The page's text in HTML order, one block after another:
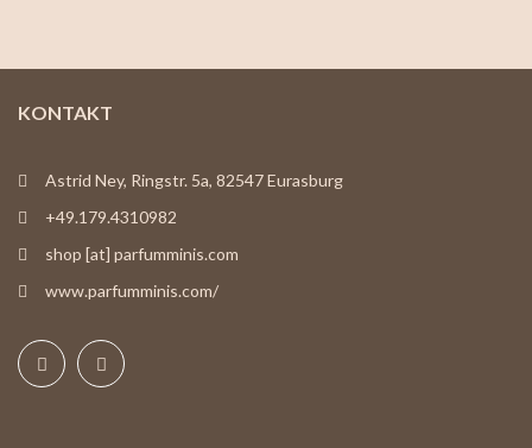
KONTAKT
Astrid Ney, Ringstr. 5a, 82547 Eurasburg
+49.179.4310982
shop [at] parfumminis.com
www.parfumminis.com/